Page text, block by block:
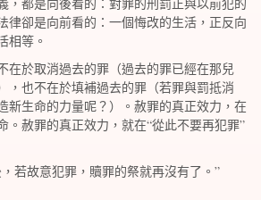
，都是向後看的：對罪的刑罰正與以前犯的
律卻是向前看的：一個悔改的生活，正反向
相等。
在於取消過去的罪（過去的罪已經在那兒
，也不在於填補過去的罪（若罪與罰抵消
新生命的力量呢？）。赦罪的真正效力，在
。赦罪的真正效力，就在“從此不要再犯罪”
若故意犯罪，贖罪的祭就再沒有了。 ”